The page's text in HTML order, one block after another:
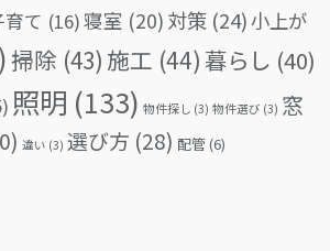
育て (16)寝室 (20) 対策 (24)小上が
掃除 (43) 施工 (44) 暮らし (40)
照明 (133) 物件探し (3) 物件選び (3) 窓
違い (3) 選び方 (28) 配管(6)